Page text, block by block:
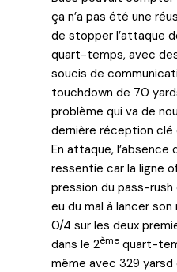
ça n’a pas été une
de stopper l’attaque
quart-temps, avec
soucis de
touchdown de 70
problème qui va de
dernière réception clé
En attaque, l’absence
ressentie car la ligne
pression du pass-rush
eu du mal à lancer
0/4 sur les deux
dans le 2ème quart-
même avec 329